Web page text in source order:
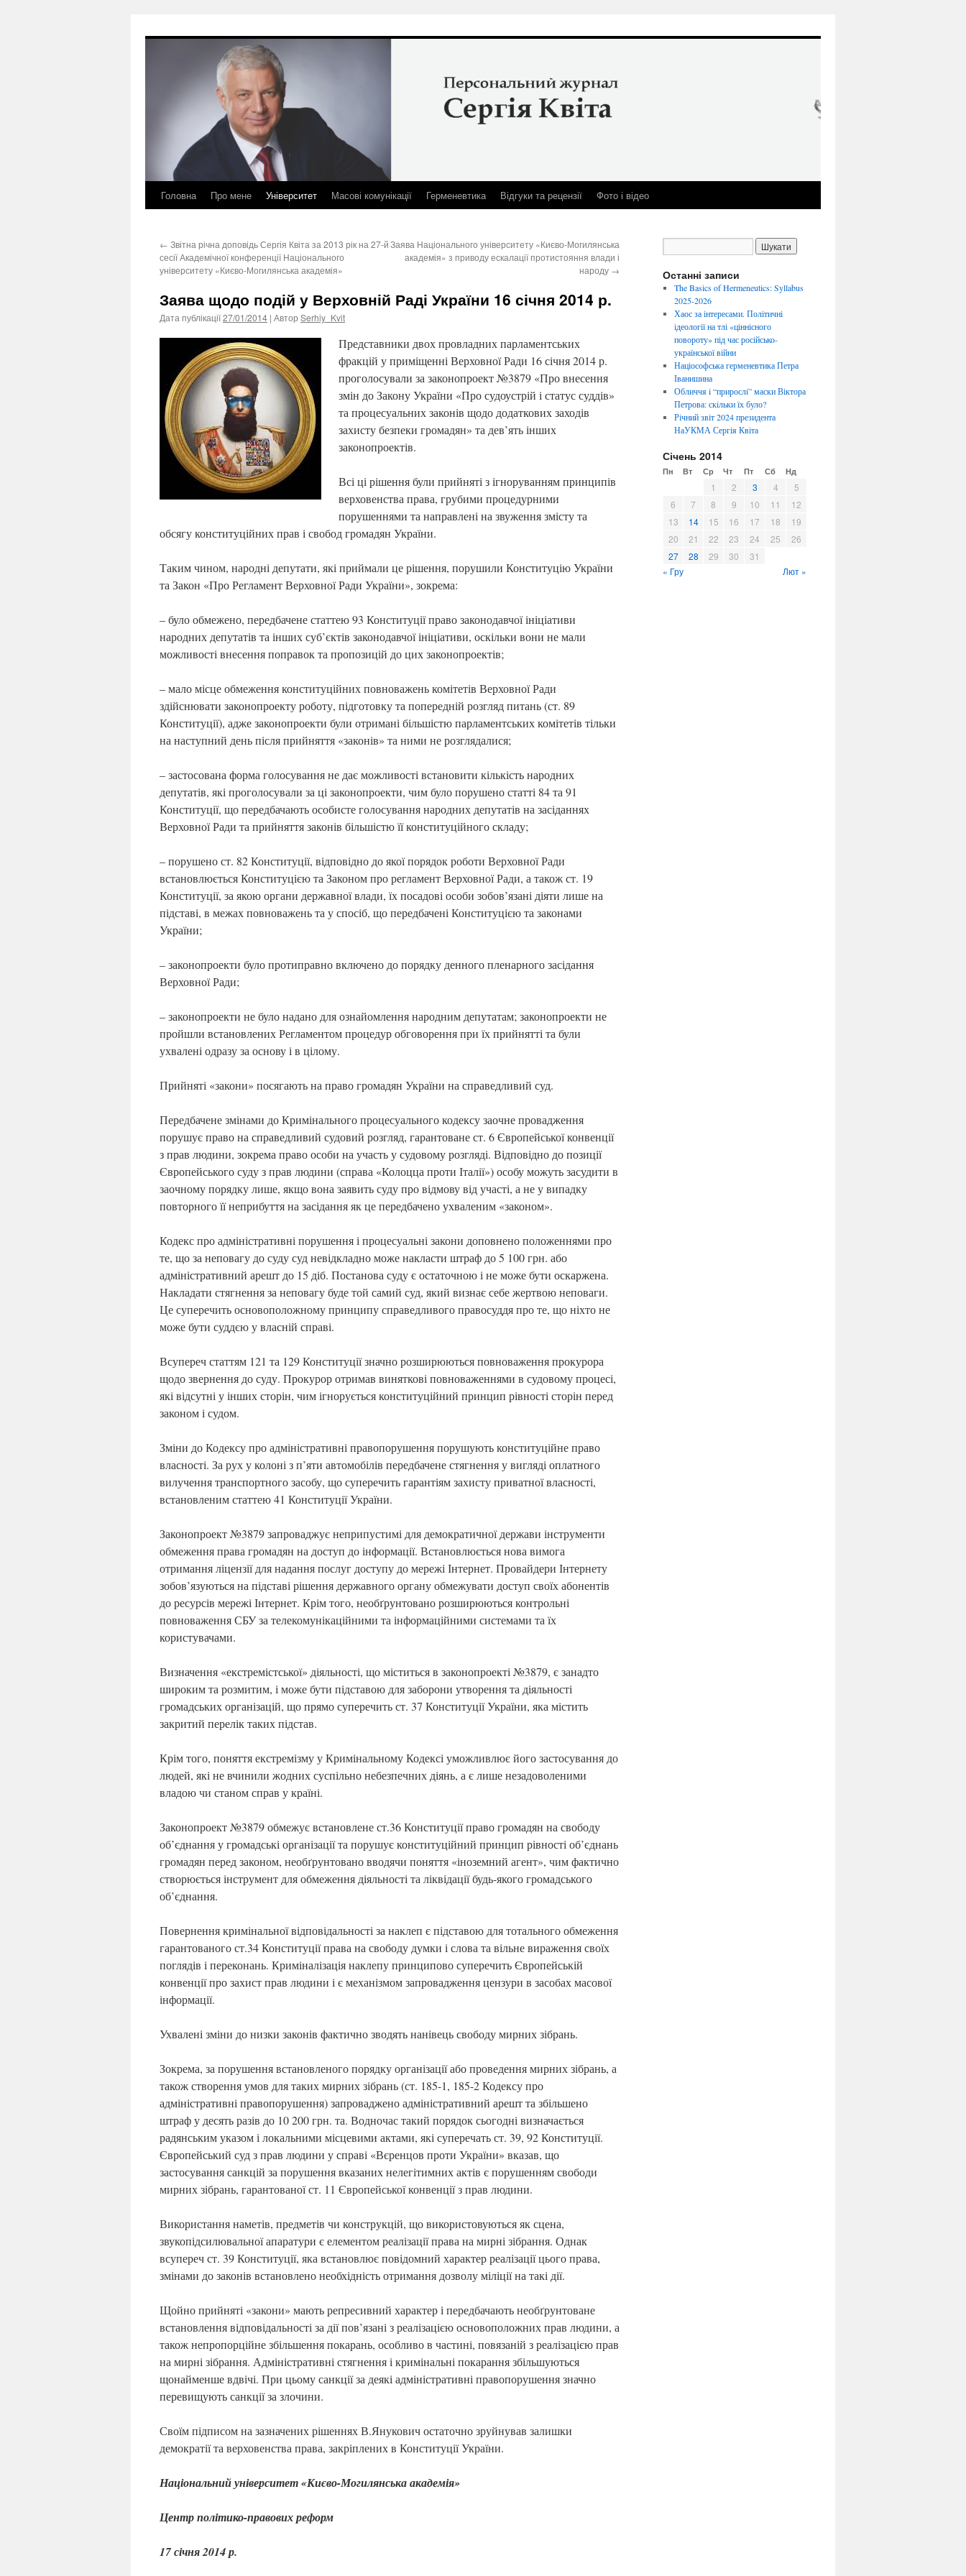
до
Головна Про мене Університет Масові комунікації Герменевтика Відгуки та рецензії Фото і відео
← Звітна річна доповідь Сергія Квіта за 2013 рік на 27-й
сесії Академічної конференції Національного
університету «Києво-Могилянська академія»
Заява Національного університету «Києво-Могилянська
академія» з приводу ескалації протистояння влади і
народу →
Заява щодо подій у Верховній Раді України 16 січня 2014 р.
Дата публікації27/01/2014 | Автор Serhiy_Kvit
Представники двох провладних парламентських
фракцій у приміщенні Верховної Ради 16 січня 2014 р.
проголосували за законопроект №3879 «Про внесення
змін до Закону України «Про судоустрій і статус суддів»
та процесуальних законів щодо додаткових заходів
захисту безпеки громадян» та дев’ять інших
законопроектів.
Всі ці рішення були прийняті з ігноруванням принципів
верховенства права, грубими процедурними
порушеннями та направлені на звуження змісту та
обсягу конституційних прав і свобод громадян України.
Таким чином, народні депутати, які приймали це рішення, порушили Конституцію України
та Закон «Про Регламент Верховної Ради України», зокрема:
– було обмежено, передбачене статтею 93 Конституції право законодавчої ініціативи
народних депутатів та інших суб’єктів законодавчої ініціативи, оскільки вони не мали
можливості внесення поправок та пропозицій до цих законопроектів;
– мало місце обмеження конституційних повноважень комітетів Верховної Ради
здійснювати законопроекту роботу, підготовку та попередній розгляд питань (ст. 89
Конституції), адже законопроекти були отримані більшістю парламентських комітетів тільки
на наступний день після прийняття «законів» та ними не розглядалися;
– застосована форма голосування не дає можливості встановити кількість народних
депутатів, які проголосували за ці законопроекти, чим було порушено статті 84 та 91
Конституції, що передбачають особисте голосування народних депутатів на засіданнях
Верховної Ради та прийняття законів більшістю її конституційного складу;
– порушено ст. 82 Конституції, відповідно до якої порядок роботи Верховної Ради
встановлюється Конституцією та Законом про регламент Верховної Ради, а також ст. 19
Конституції, за якою органи державної влади, їх посадові особи зобов’язані діяти лише на
підставі, в межах повноважень та у спосіб, що передбачені Конституцією та законами
України;
– законопроекти було протиправно включено до порядку денного пленарного засідання
Верховної Ради;
– законопроекти не було надано для ознайомлення народним депутатам; законопроекти не
пройшли встановлених Регламентом процедур обговорення при їх прийнятті та були
ухвалені одразу за основу і в цілому.
Прийняті «закони» посягають на право громадян України на справедливий суд.
Передбачене змінами до Кримінального процесуального кодексу заочне провадження
порушує право на справедливий судовий розгляд, гарантоване ст. 6 Європейської конвенції
з прав людини, зокрема право особи на участь у судовому розгляді. Відповідно до позиції
Європейського суду з прав людини (справа «Колоцца проти Італії») особу можуть засудити в
заочному порядку лише, якщо вона заявить суду про відмову від участі, а не у випадку
повторного її неприбуття на засідання як це передбачено ухваленим «законом».
Кодекс про адміністративні порушення і процесуальні закони доповнено положеннями про
те, що за неповагу до суду суд невідкладно може накласти штраф до 5 100 грн. або
адміністративний арешт до 15 діб. Постанова суду є остаточною і не може бути оскаржена.
Накладати стягнення за неповагу буде той самий суд, який визнає себе жертвою неповаги.
Це суперечить основоположному принципу справедливого правосуддя про те, що ніхто не
може бути суддєю у власній справі.
Всупереч статтям 121 та 129 Конституції значно розширюються повноваження прокурора
щодо звернення до суду. Прокурор отримав виняткові повноваженнями в судовому процесі,
які відсутні у інших сторін, чим ігнорується конституційний принцип рівності сторін перед
законом і судом.
Зміни до Кодексу про адміністративні правопорушення порушують конституційне право
власності. За рух у колоні з п’яти автомобілів передбачене стягнення у вигляді оплатного
вилучення транспортного засобу, що суперечить гарантіям захисту приватної власності,
встановленим статтею 41 Конституції України.
Законопроект №3879 запроваджує неприпустимі для демократичної держави інструменти
обмеження права громадян на доступ до інформації. Встановлюється нова вимога
отримання ліцензії для надання послуг доступу до мережі Інтернет. Провайдери Інтернету
зобов’язуються на підставі рішення державного органу обмежувати доступ своїх абонентів
до ресурсів мережі Інтернет. Крім того, необґрунтовано розширюються контрольні
повноваження СБУ за телекомунікаційними та інформаційними системами та їх
користувачами.
Визначення «екстремістської» діяльності, що міститься в законопроекті №3879, є занадто
широким та розмитим, і може бути підставою для заборони утворення та діяльності
громадських організацій, що прямо суперечить ст. 37 Конституції України, яка містить
закритий перелік таких підстав.
Крім того, поняття екстремізму у Кримінальному Кодексі уможливлює його застосування до
людей, які не вчинили жодних суспільно небезпечних діянь, а є лише незадоволеними
владою чи станом справ у країні.
Законопроект №3879 обмежує встановлене ст.36 Конституції право громадян на свободу
об’єднання у громадські організації та порушує конституційний принцип рівності об’єднань
громадян перед законом, необґрунтовано вводячи поняття «іноземний агент», чим фактично
створюється інструмент для обмеження діяльності та ліквідації будь-якого громадського
об’єднання.
Повернення кримінальної відповідальності за наклеп є підставою для тотального обмеження
гарантованого ст.34 Конституції права на свободу думки і слова та вільне вираження своїх
поглядів і переконань. Криміналізація наклепу принципово суперечить Європейській
конвенції про захист прав людини і є механізмом запровадження цензури в засобах масової
інформації.
Ухвалені зміни до низки законів фактично зводять нанівець свободу мирних зібрань.
Зокрема, за порушення встановленого порядку організації або проведення мирних зібрань, а
також створення умов для таких мирних зібрань (ст. 185-1, 185-2 Кодексу про
адміністративні правопорушення) запроваджено адміністративний арешт та збільшено
штраф у десять разів до 10 200 грн. та. Водночас такий порядок сьогодні визначається
радянським указом і локальними місцевими актами, які суперечать ст. 39, 92 Конституції.
Європейський суд з прав людини у справі «Вєренцов проти України» вказав, що
застосування санкцій за порушення вказаних нелегітимних актів є порушенням свободи
мирних зібрань, гарантованої ст. 11 Європейської конвенції з прав людини.
Використання наметів, предметів чи конструкцій, що використовуються як сцена,
звукопідсилювальної апаратури є елементом реалізації права на мирні зібрання. Однак
всупереч ст. 39 Конституції, яка встановлює повідомний характер реалізації цього права,
змінами до законів встановлено необхідність отримання дозволу міліції на такі дії.
Щойно прийняті «закони» мають репресивний характер і передбачають необґрунтоване
встановлення відповідальності за дії пов’язані з реалізацією основоположних прав людини, а
також непропорційне збільшення покарань, особливо в частині, повязаній з реалізацією прав
на мирні зібрання. Адміністративні стягнення і кримінальні покарання збільшуються
щонайменше вдвічі. При цьому санкції за деякі адміністративні правопорушення значно
перевищують санкції за злочини.
Своїм підписом на зазначених рішеннях В.Янукович остаточно зруйнував залишки
демократії та верховенства права, закріплених в Конституції України.
Національний університет «Києво-Могилянська академія»
Центр політико-правових реформ
17 січня 2014 р.
Останні записи
The Basics of Hermeneutics: Syllabus
2025-2026
Хаос за інтересами. Політичні
ідеології на тлі «ціннісного
повороту» під час російсько-
української війни
Націософська герменевтика Петра
Іванишина
Обличчя i “прирослi” маски Віктора
Петрова: скiльки їх було?
Річний звіт 2024 президента
НаУКМА Сергія Квіта
Січень 2014
Пн Вт Ср Чт Пт Сб Нд
1 2 3 4
5
6
7 8 9 10 11
12
13
14 15 16 17 18
19
20
21 22 23 24 25
26
27
28 29 30
31
« Гру
Лют »